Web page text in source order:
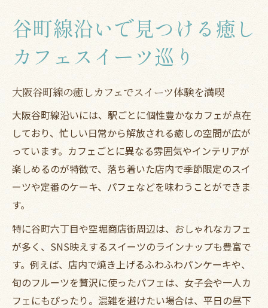
おしゃれ女子が選ぶ谷町線カフェの楽しみ
谷町線カフェスイーツ巡りのおすすめポイ
ント
SNS映えカフェは谷町線沿いで探してみよ
う
谷町線のおしゃれカフェで写真映えスイー
ツ体験
大阪谷町線沿いで人気のカフェ撮影ポイン
ト
映えるスイーツとカフェの選び方を徹底解
説
谷町線沿いで見つける癒し
カフェスイーツ巡り
大阪谷町線の癒しカフェでスイーツ体験を満喫
大阪谷町線沿いには、駅ごとに個性豊かなカフェが点在
しており、忙しい日常から解放される癒しの空間が広が
っています。カフェごとに異なる雰囲気やインテリアが
楽しめるのが特徴で、落ち着いた店内で季節限定のスイ
ーツや定番のケーキ、パフェなどを味わうことができま
す。
特に谷町六丁目や空堀商店街周辺は、おしゃれなカフェ
が多く、SNS映えするスイーツのラインナップも豊富で
す。例えば、店内で焼き上げるふわふわパンケーキや、
旬のフルーツを贅沢に使ったパフェは、女子会や一人カ
フェにもぴったり。混雑を避けたい場合は、平日の昼下